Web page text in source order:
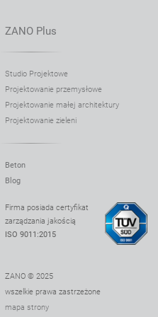
ZANO Plus
Studio Projektowe
Projektowanie przemysłowe
Projektowanie małej architektury
Projektowanie zieleni
Beton
Blog
Firma posiada certyfikat
zarządzania jakością
ISO 9011:2015
ZANO © 2025
wszelkie prawa zastrzeżone
mapa strony